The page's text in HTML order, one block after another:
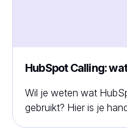
HubSpot Calling:
Wil je weten wat
gebruikt? Hier is je